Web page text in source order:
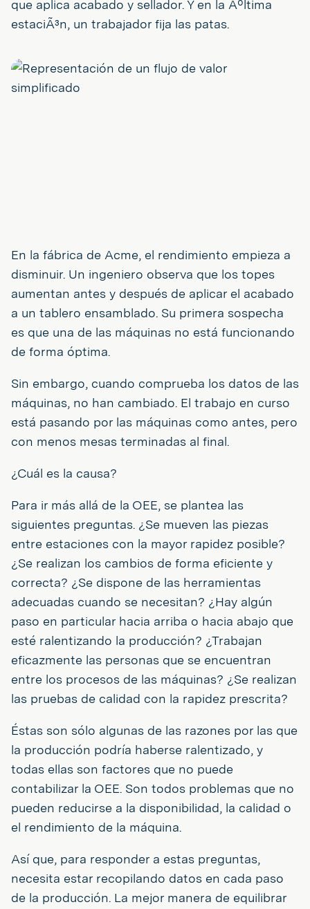
que aplica acabado y sellador. Y en la Ãºltima
estaciÃ³n, un trabajador fija las patas.
En la fábrica de Acme, el rendimiento empieza a
disminuir. Un ingeniero observa que los topes
aumentan antes y después de aplicar el acabado
a un tablero ensamblado. Su primera sospecha
es que una de las máquinas no está funcionando
de forma óptima.
Sin embargo, cuando comprueba los datos de las
máquinas, no han cambiado. El trabajo en curso
está pasando por las máquinas como antes, pero
con menos mesas terminadas al final.
¿Cuál es la causa?
Para ir más allá de la OEE, se plantea las
siguientes preguntas. ¿Se mueven las piezas
entre estaciones con la mayor rapidez posible?
¿Se realizan los cambios de forma eficiente y
correcta? ¿Se dispone de las herramientas
adecuadas cuando se necesitan? ¿Hay algún
paso en particular hacia arriba o hacia abajo que
esté ralentizando la producción? ¿Trabajan
eficazmente las personas que se encuentran
entre los procesos de las máquinas? ¿Se realizan
las pruebas de calidad con la rapidez prescrita?
Éstas son sólo algunas de las razones por las que
la producción podría haberse ralentizado, y
todas ellas son factores que no puede
contabilizar la OEE. Son todos problemas que no
pueden reducirse a la disponibilidad, la calidad o
el rendimiento de la máquina.
Así que, para responder a estas preguntas,
necesita estar recopilando datos en cada paso
de la producción. La mejor manera de equilibrar